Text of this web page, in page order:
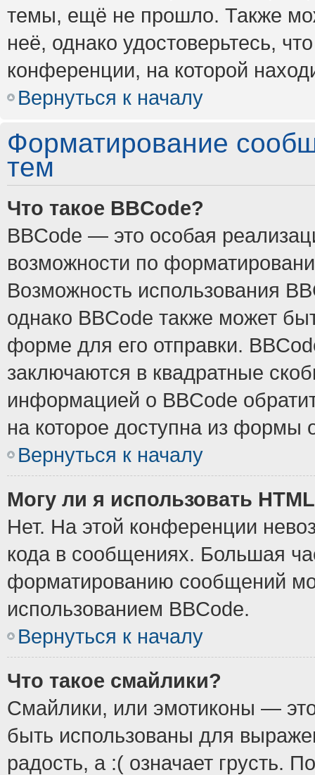
темы, ещё не прошло. Также
неё, однако удостоверьтесь,
конференции, на которой
Вернуться к началу
Форматирование
тем
Что такое BBCode?
BBCode — это особая
возможности по
Возможность использования
однако BBCode также может
форме для его отправки.
заключаются в квадратные
информацией о BBCode
на которое доступна из формы
Вернуться к началу
Могу ли я использовать
Нет. На этой конференции
кода в сообщениях. Большая
форматированию сообщений
использованием BBCode.
Вернуться к началу
Что такое смайлики?
Смайлики, или эмотиконы —
быть использованы для
радость, а :( означает грусть.